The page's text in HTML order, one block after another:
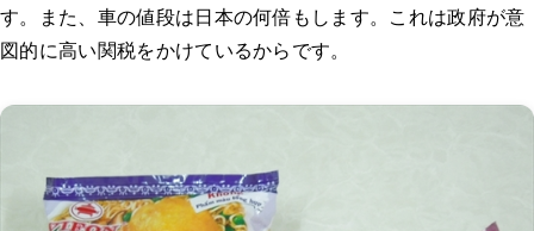
す。また、車の値段は日本の何倍もします。これは政府が意
図的に高い関税をかけているからです。